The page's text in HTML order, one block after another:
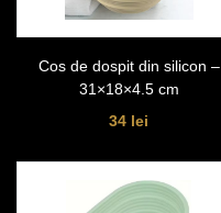
Cos de dospit din silicon –
31×18×4.5 cm
34 lei